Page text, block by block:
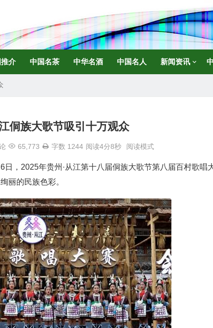
介 中国名茶 中华名酒 中国名人 新闻资讯
侗族大歌节吸引十万观众
65,773 字数 1244 阅读4分8秒 阅读模式
日，2025年贵州·从江第十八届侗族大歌节第八届百村歌唱
丽的民族色彩。